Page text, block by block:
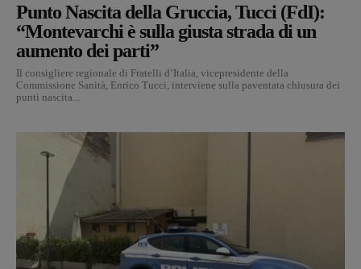
Punto Nascita della Gruccia, Tucci (FdI):
“Montevarchi è sulla giusta strada di un
aumento dei parti”
Il consigliere regionale di Fratelli d’Italia, vicepresidente della
Commissione Sanità, Enrico Tucci, interviene sulla paventata chiusura dei
punti nascita...